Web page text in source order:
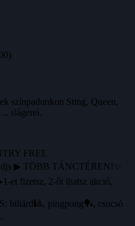
színpadunkon Sting, Queen,
slágerei.
FREE
▶ TÖBB TÁNCTÉREN!✨
et fizetsz, 2-őt ihatsz akció,
pingpong🏓, csocsó